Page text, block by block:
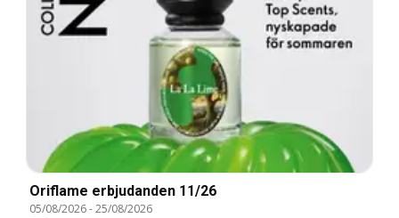
Oriflame erbjudanden 11/26
05/08/2026-25/08/2026